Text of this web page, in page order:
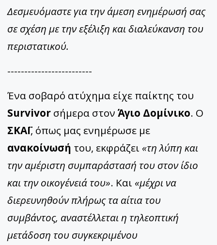
Δεσμευόμαστε για την άμεση ενημέρωσή σας
σε σχέση με την εξέλιξη και διαλεύκανση του
περιστατικού.
-------------------------
Ένα σοβαρό ατύχημα είχε παίκτης του
Survivor σήμερα στον Άγιο Δομίνικο. Ο
ΣΚΑΪ, όπως μας ενημέρωσε με
ανακοίνωσή του, εκφράζει «τη λύπη και
την αμέριστη συμπαράστασή του στον ίδιο
και την οικογένειά του». Και «μέχρι να
διερευνηθούν πλήρως τα αίτια του
συμβάντος, αναστέλλεται η τηλεοπτική
μετάδοση του συγκεκριμένου